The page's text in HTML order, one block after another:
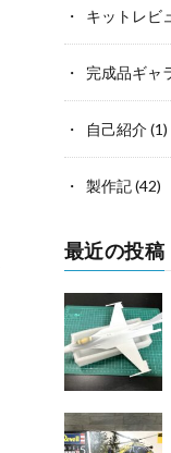
キットレビ
完成品ギャ
自己紹介(1)
製作記(42)
最近の投稿